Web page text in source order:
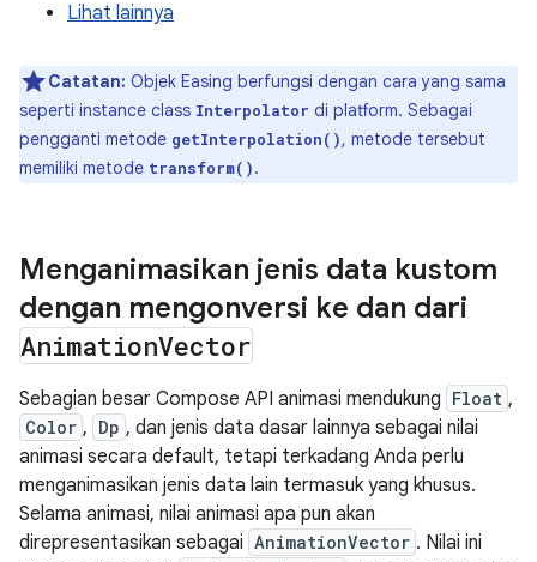
Lihat lainnya
Catatan: Objek Easing berfungsi dengan cara yang sama
seperti instance class Interpolator di platform. Sebagai
pengganti metode getInterpolation(), metode tersebut
memiliki metode transform().
Menganimasikan jenis data kustom
dengan mengonversi ke dan dari
AnimationVector
Sebagian besar Compose API animasi mendukung Float ,
Color , Dp , dan jenis data dasar lainnya sebagai nilai
animasi secara default, tetapi terkadang Anda perlu
menganimasikan jenis data lain termasuk yang khusus.
Selama animasi, nilai animasi apa pun akan
direpresentasikan sebagai AnimationVector . Nilai ini